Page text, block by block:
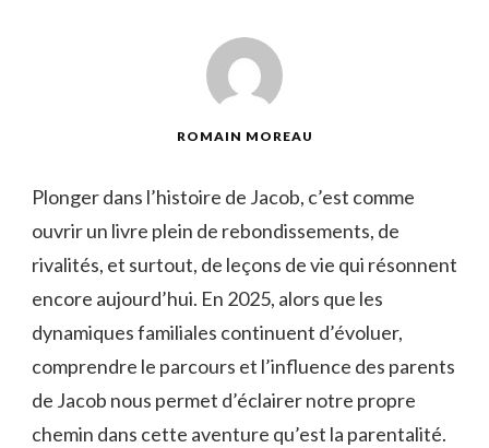
ROMAIN MOREAU
Plonger dans l’histoire de Jacob, c’est comme
ouvrir un livre plein de rebondissements, de
rivalités, et surtout, de leçons de vie qui résonnent
encore aujourd’hui. En 2025, alors que les
dynamiques familiales continuent d’évoluer,
comprendre le parcours et l’influence des parents
de Jacob nous permet d’éclairer notre propre
chemin dans cette aventure qu’est la parentalité.